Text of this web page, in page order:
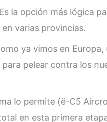
Es la opción más lógica
varias provincias.
ya vimos en
pelear contra los
lo permite (ë-C5
en esta primera